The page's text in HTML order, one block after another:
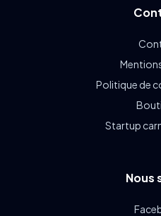
Politique de
Startup
Nous